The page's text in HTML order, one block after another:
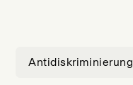
Antidiskriminierung